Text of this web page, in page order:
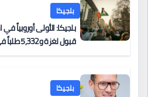
بلجيكا
بلجيكا